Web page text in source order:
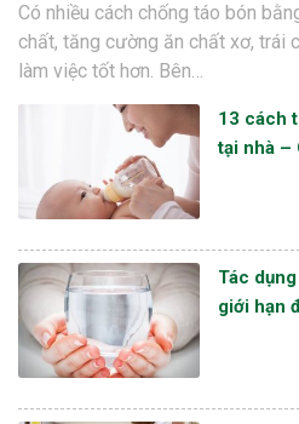
Có nhiều cách chống táo bón
chất, tăng cường ăn chất xơ, trái
làm việc tốt hơn. Bên…
13 cách
tại nhà –
Tác
giới hạn